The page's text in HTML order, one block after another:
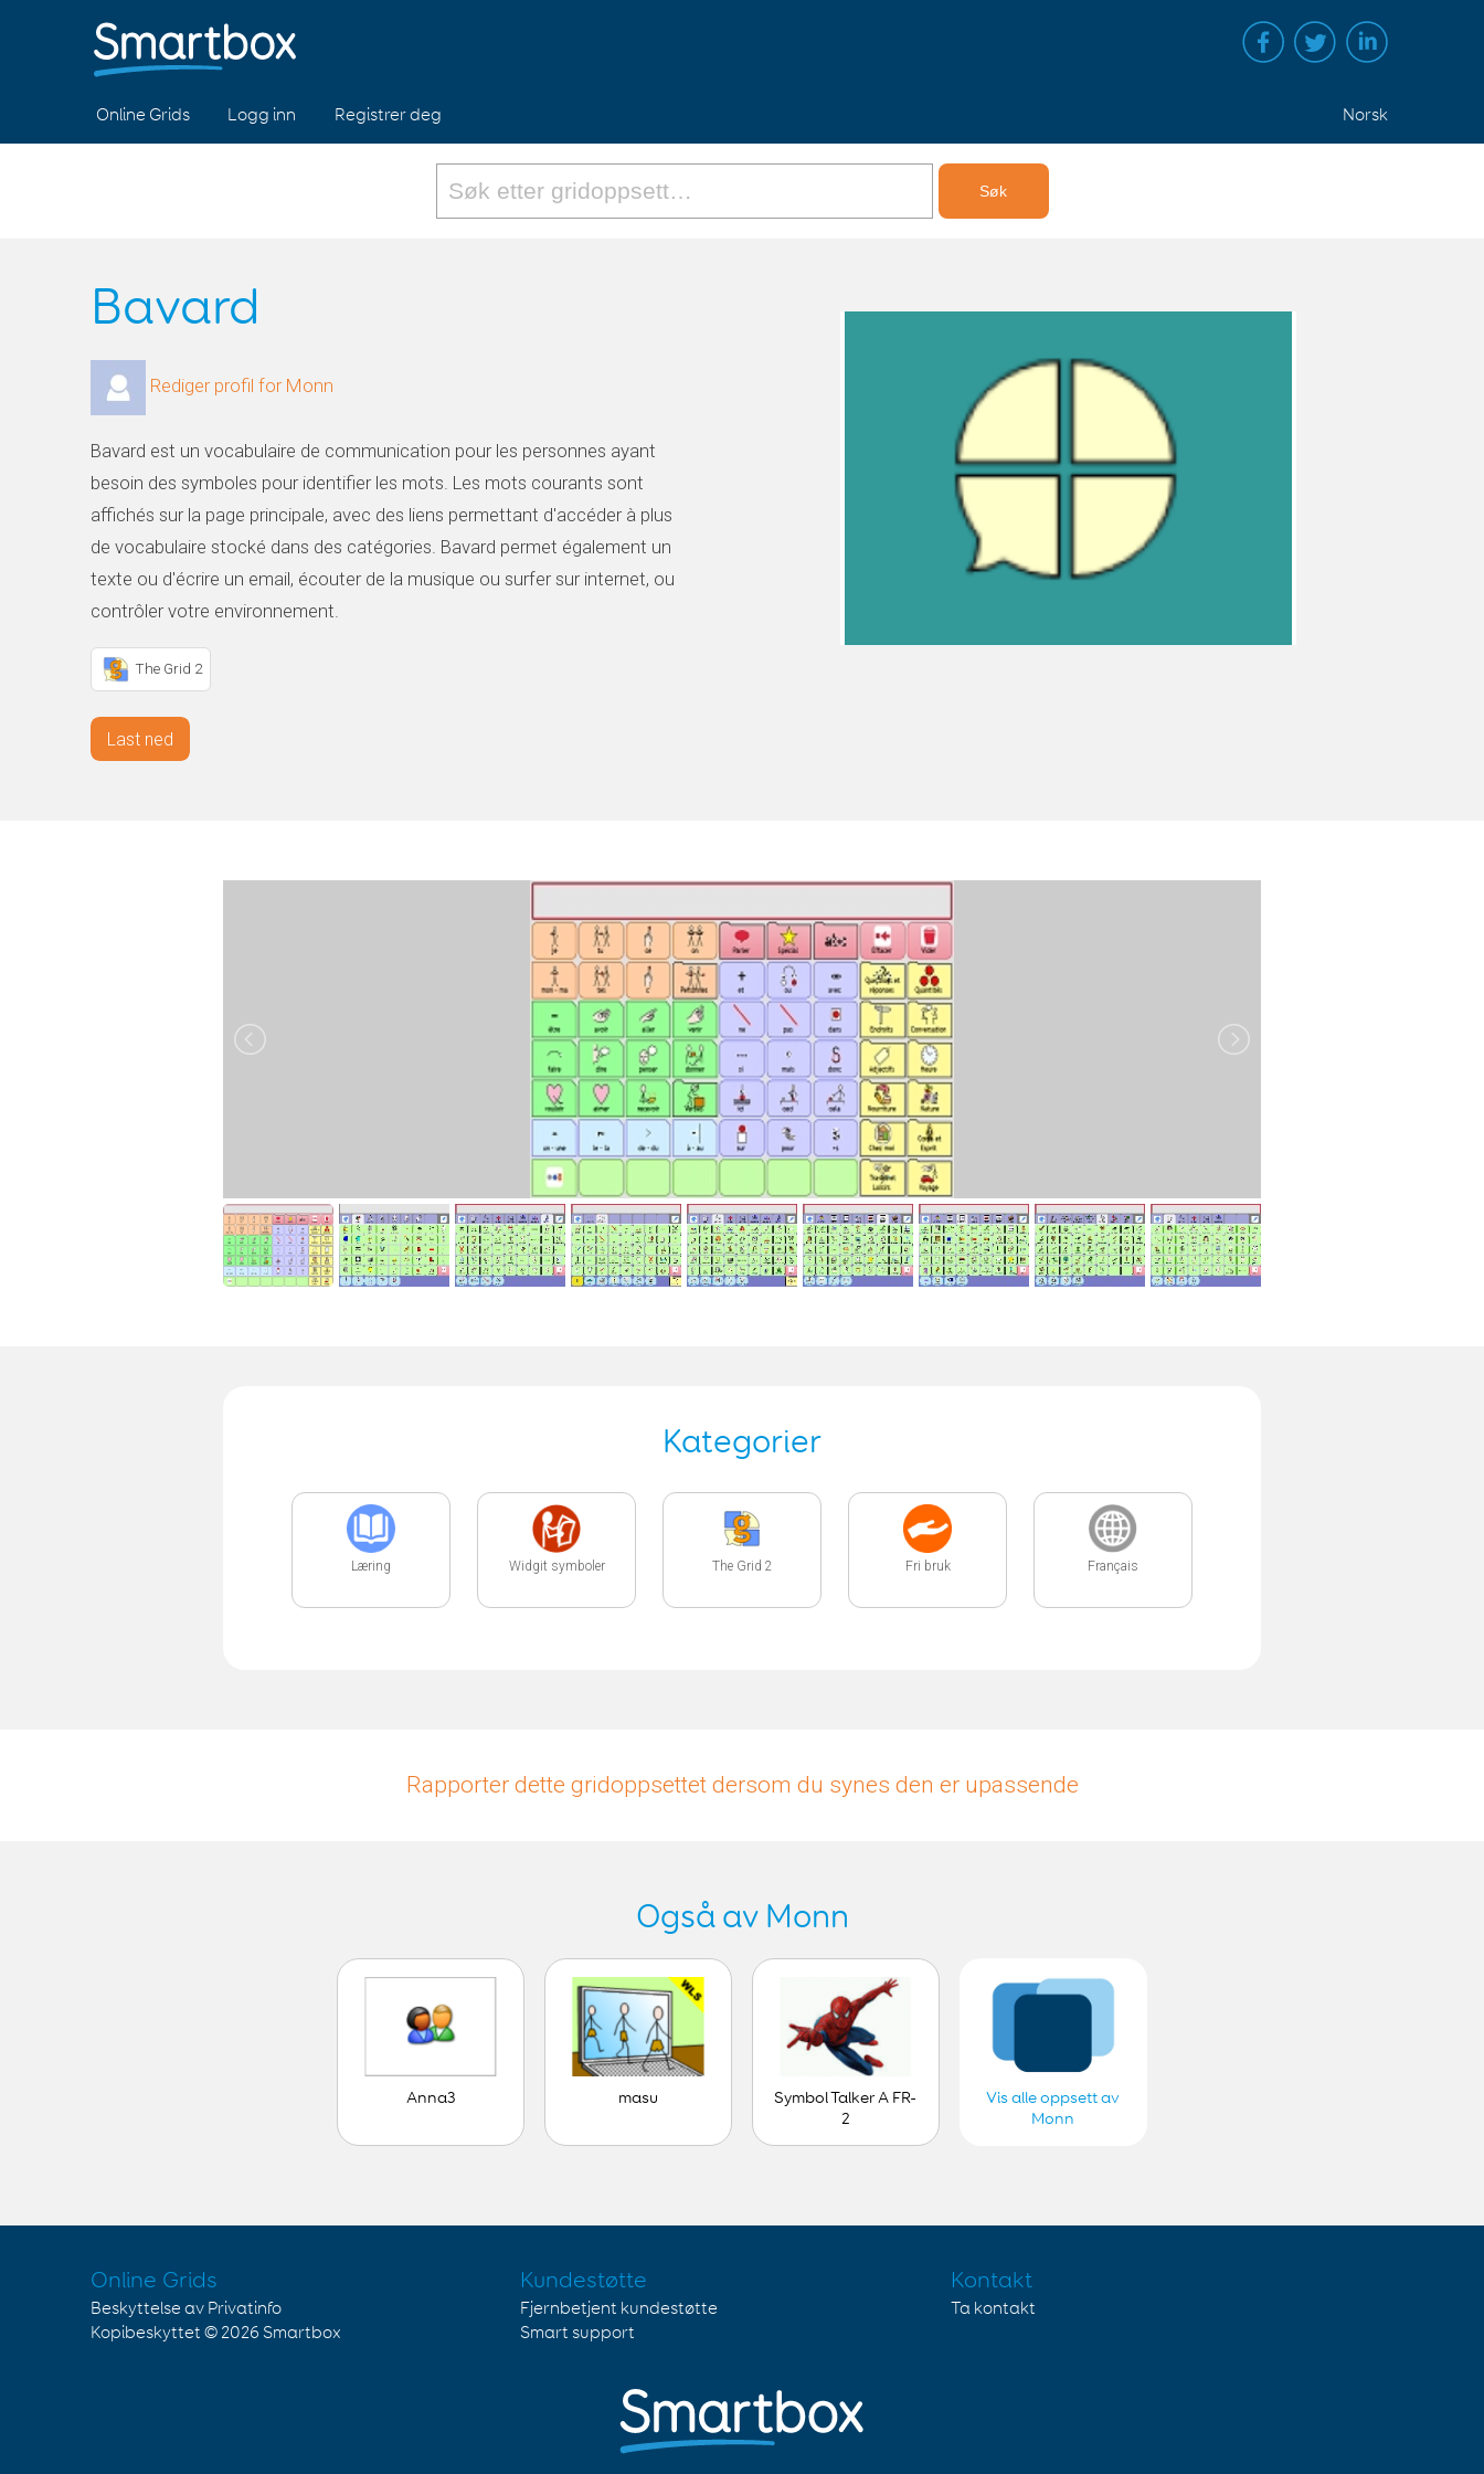
Online Grids Logg inn Registrer deg Norsk
Bavard
Rediger profil for Monn
Bavard est un vocabulaire de communication pour les personnes ayant
besoin des symboles pour identifier les mots. Les mots courants sont
affichés sur la page principale, avec des liens permettant d'accéder à plus
de vocabulaire stocké dans des catégories. Bavard permet également un
texte ou d'écrire un email, écouter de la musique ou surfer sur internet, ou
contrôler votre environnement.
The Grid 2
Last ned
Kategorier
Læring Widgit symboler The Grid 2 Fri bruk Français
Rapporter dette gridoppsettet dersom du synes den er upassende
Også av Monn
Anna3 masu
Symbol Talker A FR-
2
Vis alle oppsett av
Monn
Online Grids
Beskyttelse av Privatinfo
Kopibeskyttet © 2026 Smartbox
Kundestøtte
Fjernbetjent kundestøtte
Smart support
Kontakt
Ta kontakt